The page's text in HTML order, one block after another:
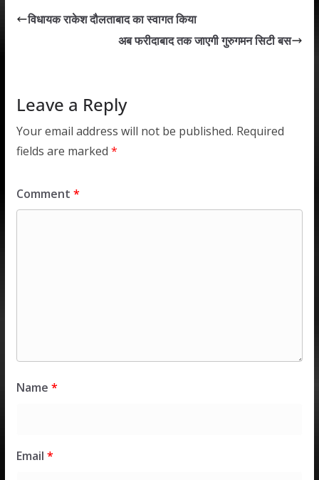
s b er e
dI
l
विधायक राकेश दौलताबाद का स्वागत किया
अब फरीदाबाद तक जाएगी गुरुगमन सिटी बस
Leave a Reply
Your email address will not be published. Required
fields are marked *
Comment *
Name *
Email *